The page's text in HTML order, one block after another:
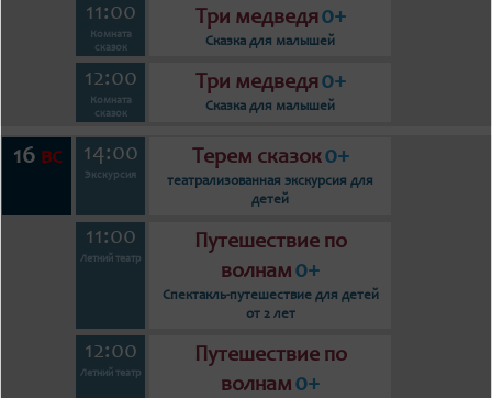
11:00
Комната
сказок
Три медведя0+
Сказка для малышей
12:00
Комната
сказок
Три медведя0+
Сказка для малышей
16вс 14:00
Экскурсия
Терем сказок0+
театрализованная экскурсия для
детей
11:00
Летний театр
Путешествие по
волнам0+
Спектакль-путешествие для детей
от 2 лет
12:00
Летний театр
Путешествие по
волнам0+